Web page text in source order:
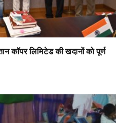
कॉपर लिमिटेड की खदानों को पूर्ण